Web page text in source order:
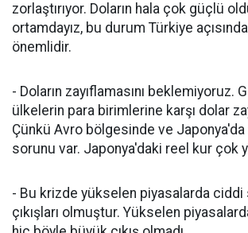
zorlaştırıyor. Doların hala çok güçlü
ortamdayız, bu durum Türkiye
önemlidir.
- Doların zayıflamasını beklemiyoruz.
ülkelerin para birimlerine karşı dolar
Çünkü Avro bölgesinde ve
sorunu var. Japonya'daki reel kur çok
- Bu krizde yükselen piyasalarda ciddi
çıkışları olmuştur. Yükselen